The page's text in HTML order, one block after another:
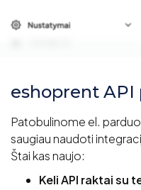
eshoprent
Patobulinome el.
saugiau naudoti
Štai kas naujo:
Keli API raktai su